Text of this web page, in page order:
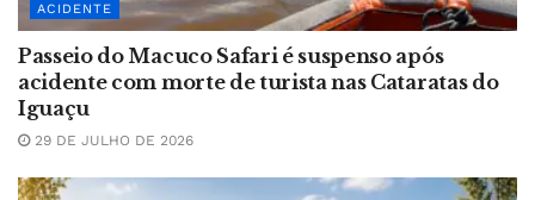
ACIDENTE
Passeio do Macuco Safari é suspenso após
acidente com morte de turista nas Cataratas do
Iguaçu
29 DE JULHO DE 2026